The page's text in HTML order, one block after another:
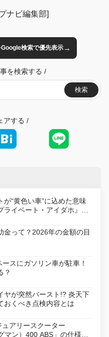
ナビ編集部]
検索で優先表示→
を検索する /
検索
アする /
が“黄色い車”に込めた意味
イベート・アイダホ』が
版で復活
金って？2026年の金額の目
スにガソリン車が駐車！
？
ヤが突然バースト!? 炎天下
おくべき点検内容とは
アリースクーター
マン）400 ABS」の仕様を